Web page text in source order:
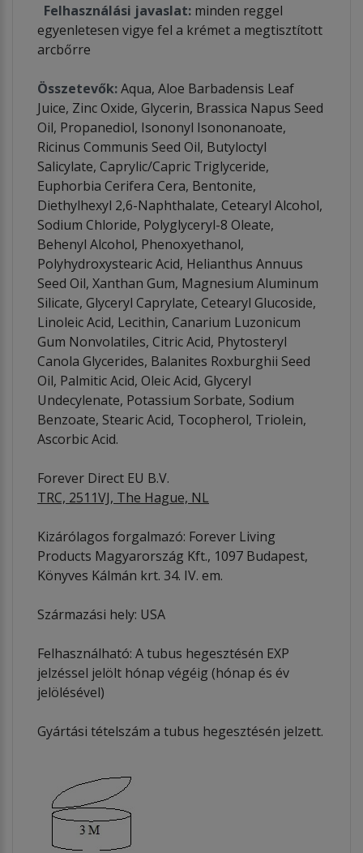
Felhasználási javaslat: minden reggel
egyenletesen vigye fel a krémet a megtisztított
arcbőrre
Összetevők:Aqua, Aloe Barbadensis Leaf
Juice, Zinc Oxide, Glycerin, Brassica Napus Seed
Oil, Propanediol, Isononyl Isononanoate,
Ricinus Communis Seed Oil, Butyloctyl
Salicylate, Caprylic/Capric Triglyceride,
Euphorbia Cerifera Cera, Bentonite,
Diethylhexyl 2,6-Naphthalate, Cetearyl Alcohol,
Sodium Chloride, Polyglyceryl-8 Oleate,
Behenyl Alcohol, Phenoxyethanol,
Polyhydroxystearic Acid, Helianthus Annuus
Seed Oil, Xanthan Gum, Magnesium Aluminum
Silicate, Glyceryl Caprylate, Cetearyl Glucoside,
Linoleic Acid, Lecithin, Canarium Luzonicum
Gum Nonvolatiles, Citric Acid, Phytosteryl
Canola Glycerides, Balanites Roxburghii Seed
Oil, Palmitic Acid, Oleic Acid, Glyceryl
Undecylenate, Potassium Sorbate, Sodium
Benzoate, Stearic Acid, Tocopherol, Triolein,
Ascorbic Acid.
Forever Direct EU B.V.
TRC, 2511VJ, The Hague, NL
Kizárólagos forgalmazó: Forever Living
Products Magyarország Kft., 1097 Budapest,
Könyves Kálmán krt. 34. IV. em.
Származási hely: USA
Felhasználható: A tubus hegesztésén EXP
jelzéssel jelölt hónap végéig (hónap és év
jelölésével)
Gyártási tételszám a tubus hegesztésén jelzett.